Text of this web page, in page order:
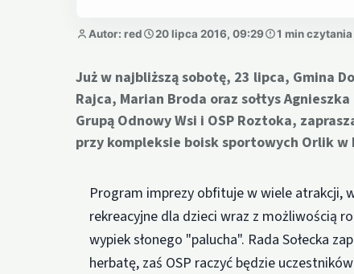
Autor: red 20 lipca 2016, 09:29 1 min czytania
Już w najbliższą sobotę, 23 lipca, Gmina
Rajca, Marian Broda oraz sołtys
Grupą Odnowy Wsi i OSP Roztoka,
przy kompleksie boisk sportowych Orlik w
Program imprezy obfituje w wiele atrakcji,
rekreacyjne dla dzieci wraz z możliwością
wypiek słonego "palucha". Rada Sołecka
herbatę, zaś OSP raczyć będzie